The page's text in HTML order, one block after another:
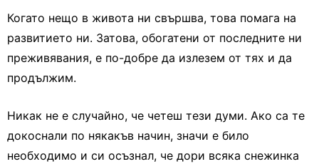
Когато нещо в живота ни свършва, това помага на
развитието ни. Затова, обогатени от последните ни
преживявания, е по-добре да излезем от тях и да
продължим.
Никак не е случайно, че четеш тези думи. Ако са те
докоснали по някакъв начин, значи е било
необходимо и си осъзнал, че дори всяка снежинка